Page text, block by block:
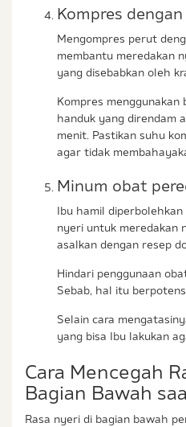
Kompres
Mengompres perut
membantu meredakan
yang disebabkan oleh
Kompres
handuk yang direndam
menit. Pastikan suhu
agar tidak
Minum obat
Ibu hamil
nyeri untuk meredakan
asalkan dengan resep
Hindari penggunaan
Sebab, hal itu
Selain cara
yang bisa Ibu lakukan
Cara Mencegah
Bagian Bawah
Rasa nyeri di bagian bawah